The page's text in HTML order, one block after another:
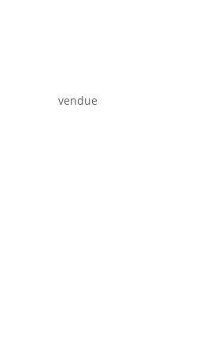
vendue